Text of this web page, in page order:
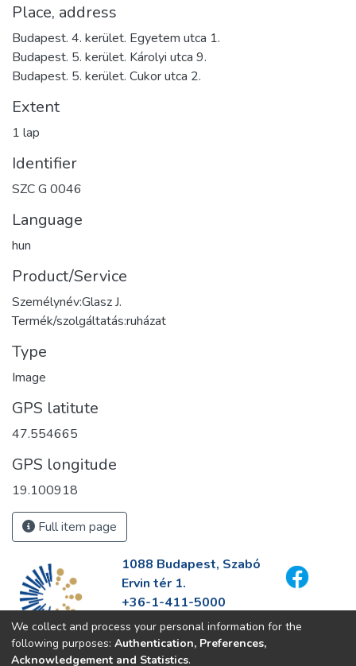
Place, address
Budapest. 4. kerület. Egyetem utca 1.
Budapest. 5. kerület. Károlyi utca 9.
Budapest. 5. kerület. Cukor utca 2.
Extent
1 lap
Identifier
SZC G 0046
Language
hun
Product/Service
Személynév:Glasz J.
Termék/szolgáltatás:ruházat
Type
Image
GPS latitute
47.554665
GPS longitude
19.100918
Full item page
1088 Budapest, Szabó
Ervin tér 1.
+36-1-411-5000
info@fszek.hu
https://fszek.hu
We collect and process your personal information for the
following purposes: Authentication, Preferences,
Acknowledgement and Statistics.